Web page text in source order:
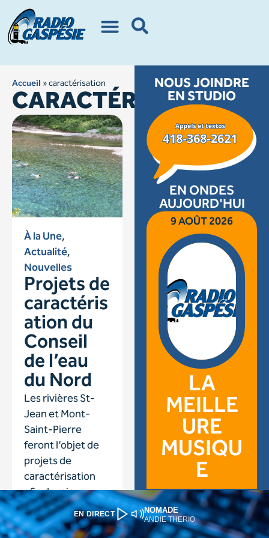
EN DIRECT NOMADE
ANDIE THERIO